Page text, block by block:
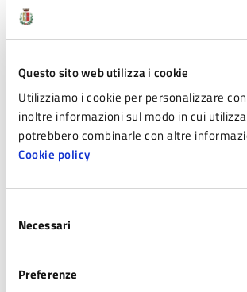
Questo sito web utilizza i cookie
Utilizziamo i cookie per personalizzare
inoltre informazioni sul modo in cui
potrebbero combinarle con altre
Cookie policy
delNecessari
Preferenze